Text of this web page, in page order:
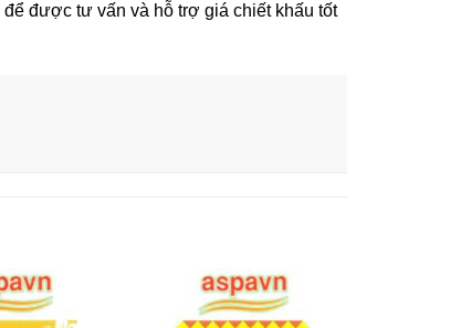
để được tư vấn và hỗ trợ giá chiết khấu tốt